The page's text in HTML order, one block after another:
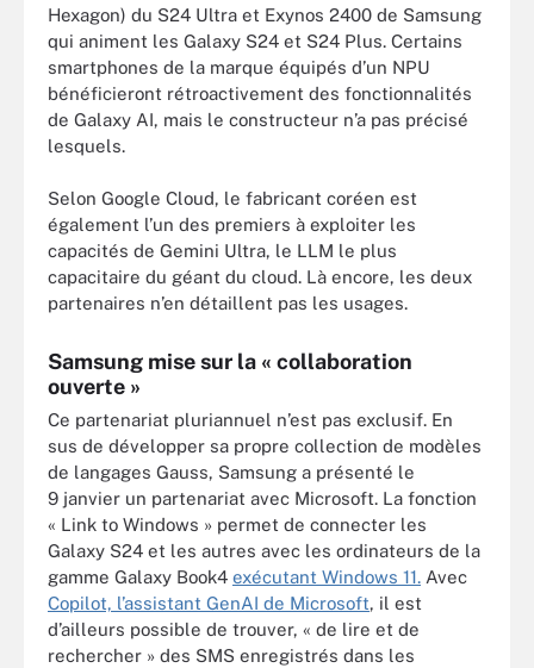
Hexagon) du S24 Ultra et Exynos 2400 de Samsung
qui animent les Galaxy S24 et S24 Plus. Certains
smartphones de la marque équipés d’un NPU
bénéficieront rétroactivement des fonctionnalités
de Galaxy AI, mais le constructeur n’a pas précisé
lesquels.
Selon Google Cloud, le fabricant coréen est
également l’un des premiers à exploiter les
capacités de Gemini Ultra, le LLM le plus
capacitaire du géant du cloud. Là encore, les deux
partenaires n’en détaillent pas les usages.
Samsung mise sur la « collaboration
ouverte »
Ce partenariat pluriannuel n’est pas exclusif. En
sus de développer sa propre collection de modèles
de langages Gauss, Samsung a présenté le
9 janvier un partenariat avec Microsoft. La fonction
« Link to Windows » permet de connecter les
Galaxy S24 et les autres avec les ordinateurs de la
gamme Galaxy Book4 exécutant Windows 11. Avec
Copilot, l’assistant GenAI de Microsoft, il est
d’ailleurs possible de trouver, « de lire et de
rechercher » des SMS enregistrés dans les